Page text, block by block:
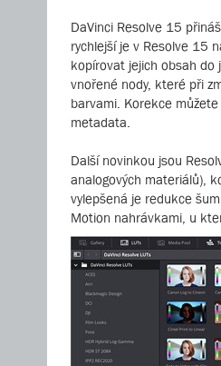
DaVinci Resolve 15
rychlejší je v Resolve 15
kopírovat jejich obsah do
vnořené nody, které při
barvami. Korekce
metadata.
Další novinkou jsou
analogových materiálů),
vylepšená je redukce
Motion nahrávkami, u